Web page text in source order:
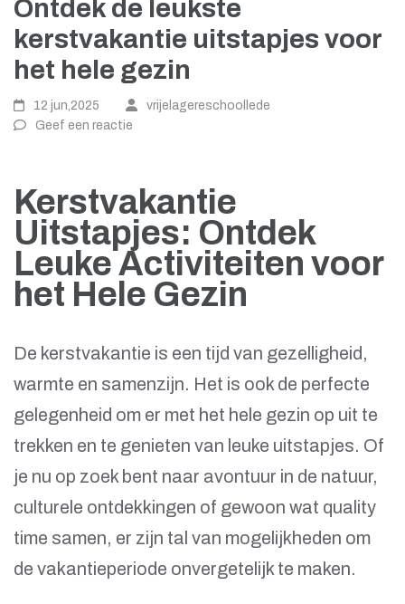
Ontdek de leukste
kerstvakantie uitstapjes voor
het hele gezin
12 jun,2025
vrijelagereschoollede
Geef een reactie
Kerstvakantie
Uitstapjes: Ontdek
Leuke Activiteiten voor
het Hele Gezin
De kerstvakantie is een tijd van gezelligheid,
warmte en samenzijn. Het is ook de perfecte
gelegenheid om er met het hele gezin op uit te
trekken en te genieten van leuke uitstapjes. Of
je nu op zoek bent naar avontuur in de natuur,
culturele ontdekkingen of gewoon wat quality
time samen, er zijn tal van mogelijkheden om
de vakantieperiode onvergetelijk te maken.